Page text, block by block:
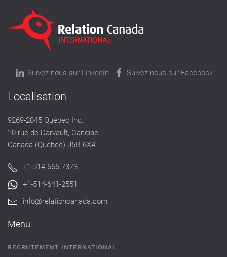
Suivez-nous sur LinkedIn Suivez-nous sur Facebook
Localisation
9269-2045 Québec Inc.
10 rue de Darvault, Candiac
Canada (Québec) J5R 6X4
+1-514-666-7373
+1-514-641-2551
info@relationcanada.com
Menu
RECRUTEMENT INTERNATIONAL